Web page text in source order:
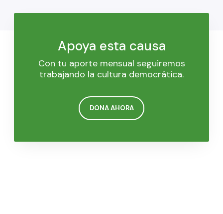
Apoya esta causa
Con tu aporte mensual seguiremos
trabajando la cultura democrática.
DONA AHORA